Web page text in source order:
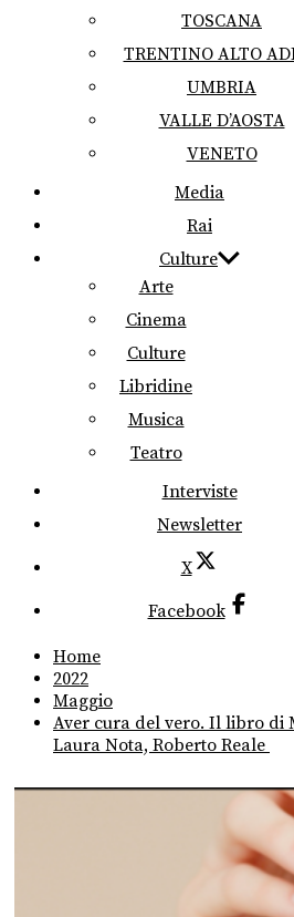
TOSCANA
TRENTINO ALTO
UMBRIA
VALLE D’AOSTA
VENETO
Media
Rai
Culture
Arte
Cinema
Culture
Libridine
Musica
Teatro
Interviste
Newsletter
X
Facebook
Home
2022
Maggio
Aver cura del vero. Il libro di
Laura Nota, Roberto Reale